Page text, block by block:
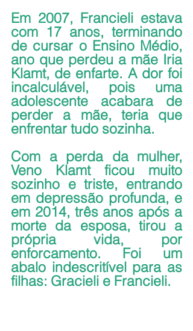
Em 2007, Francieli estava
com 17 anos, terminando
de cursar o Ensino Médio,
ano que perdeu a mãe Iria
Klamt, de enfarte. A dor foi
incalculável, pois uma
adolescente acabara de
perder a mãe, teria que
enfrentar tudo sozinha.
Com a perda da mulher,
Veno Klamt ficou muito
sozinho e triste, entrando
em depressão profunda, e
em 2014, três anos após a
morte da esposa, tirou a
própria vida, por
enforcamento. Foi um
abalo indescritível para as
filhas: Gracieli e Francieli.